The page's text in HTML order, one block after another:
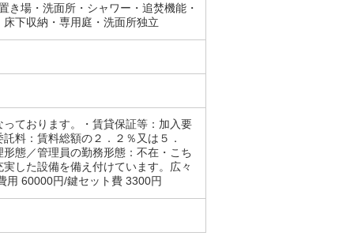
き場・洗面所・シャワー・追焚機能・
下収納・専用庭・洗面所独立
ております。・賃貸保証等：加入要
料：賃料総額の２．２％又は５．
態／管理員の勤務形態：不在・こち
した設備を備え付けています。広々
用 60000円/鍵セット費 3300円